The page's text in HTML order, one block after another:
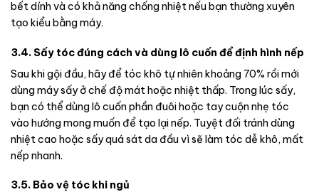
bết dính và có khả năng chống nhiệt nếu bạn thường xuyên
tạo kiểu bằng máy.
3.4. Sấy tóc đúng cách và dùng lô cuốn để định hình nếp
Sau khi gội đầu, hãy để tóc khô tự nhiên khoảng 70% rồi mới
dùng máy sấy ở chế độ mát hoặc nhiệt thấp. Trong lúc sấy,
bạn có thể dùng lô cuốn phần đuôi hoặc tay cuộn nhẹ tóc
vào hướng mong muốn để tạo lại nếp. Tuyệt đối tránh dùng
nhiệt cao hoặc sấy quá sát da đầu vì sẽ làm tóc dễ khô, mất
nếp nhanh.
3.5. Bảo vệ tóc khi ngủ